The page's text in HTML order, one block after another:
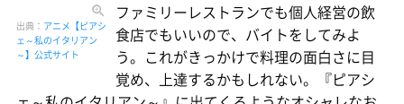
出典： アニメ【ピアシ
ェ～私のイタリアン
～】公式サイト
ファミリーレストランでも個人経営の飲
食店でもいいので、バイトをしてみよ
う。これがきっかけで料理の面白さに目
覚め、上達するかもしれない。『ピアシ